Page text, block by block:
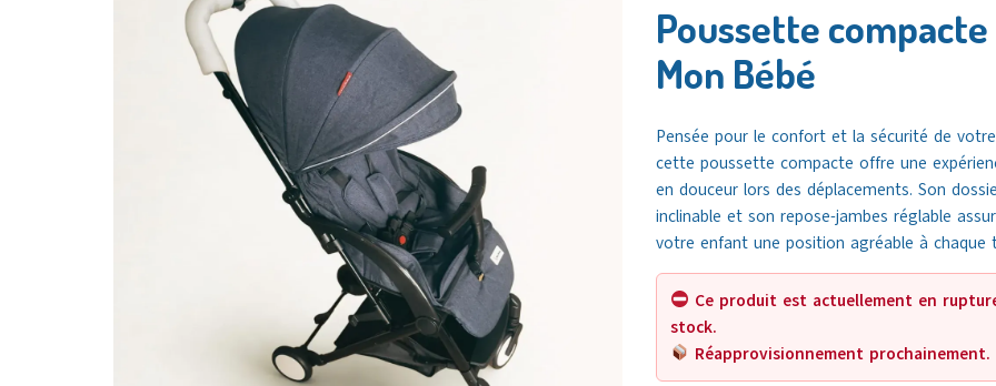
Poussette compacte
Mon Bébé
Pensée pour le confort et la sécurité de
cette poussette compacte offre une
en douceur lors des déplacements. Son
inclinable et son repose-jambes réglable
votre enfant une position agréable à chaque
Ce produit est actuellement en
stock.
Réapprovisionnement prochainement.